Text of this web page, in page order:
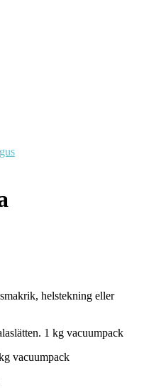
helstekning eller
1 kg vacuumpack
vacuumpack